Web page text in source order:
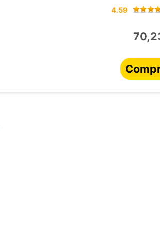
4.59